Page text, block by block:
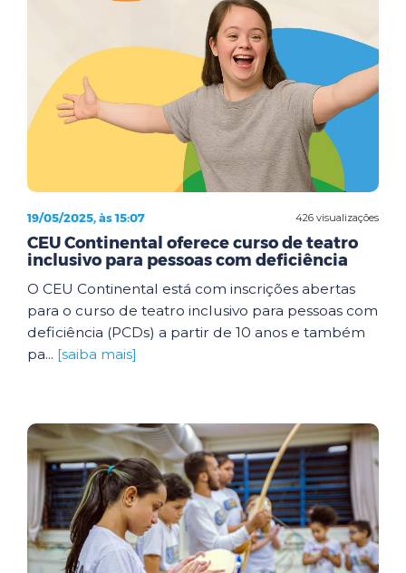
426 visualizações
19/05/2025, às 15:07
CEU Continental oferece curso de teatro
inclusivo para pessoas com deficiência
O CEU Continental está com inscrições abertas
para o curso de teatro inclusivo para pessoas com
deficiência (PCDs) a partir de 10 anos e também
pa... [saiba mais]